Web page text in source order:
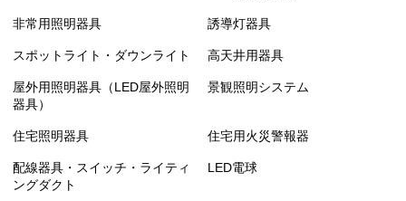
非常用照明器具 誘導灯器具
スポットライト・ダウンライト 高天井用器具
屋外用照明器具（LED屋外照明
器具）
景観照明システム
住宅照明器具 住宅用火災警報器
配線器具・スイッチ・ライティ
ングダクト
LED電球